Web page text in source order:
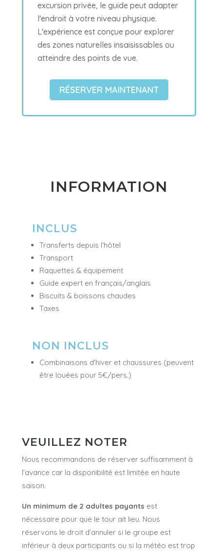
excursion privée, le guide peut adapter
l'endroit à votre niveau physique.
L'expérience est conçue pour explorer
des zones naturelles insaisissables ou
atteindre des points de vue.
RÉSERVER MAINTENANT
INFORMATION
INCLUS
Transferts depuis l'hôtel
Transport
Raquettes & équipement
Guide expert en français/anglais
Biscuits & boissons chaudes
Taxes
NON INCLUS
Combinaisons d'hiver et chaussures (peuvent
être louées pour 5€/pers.)
VEUILLEZ NOTER
Nous recommandons de réserver suffisamment à
l’avance car la disponibilité est limitée en haute
saison.
Un minimum de 2 adultes payants est
nécessaire pour que le tour ait lieu. Nous
réservons le droit d’annuler si le groupe est
inférieur à deux participants ou si la météo est trop